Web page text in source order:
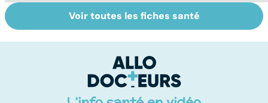
Le TDAH, un
trouble de
hyperactivité
Les agrumes et
leurs bienfaits
Voir toutes les fiches santé